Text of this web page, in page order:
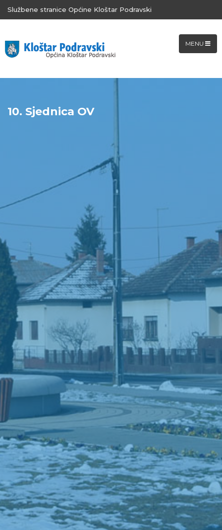
Službene stranice Općine Kloštar Podravski
MENU
10. Sjednica OV